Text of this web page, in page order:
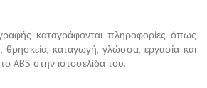
καταγράφονται πληροφορίες όπως
θρησκεία, καταγωγή, γλώσσα, εργασία και
ABS στην ιστοσελίδα του.